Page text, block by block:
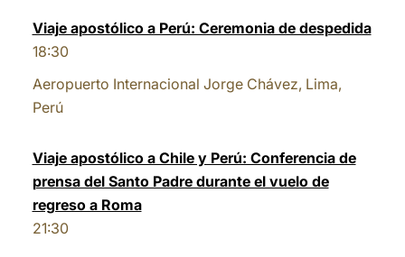
Viaje apostólico a Perú: Ceremonia de despedida
18:30
Aeropuerto Internacional Jorge Chávez, Lima,
Perú
Viaje apostólico a Chile y Perú: Conferencia de
prensa del Santo Padre durante el vuelo de
regreso a Roma
21:30